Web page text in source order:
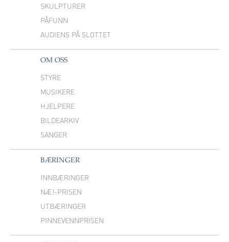
SKULPTURER
PÅFUNN
AUDIENS PÅ SLOTTET
OM OSS
STYRE
MUSIKERE
HJELPERE
BILDEARKIV
SANGER
BÆRINGER
INNBÆRINGER
NÆ!-PRISEN
UTBÆRINGER
PINNEVENNPRISEN